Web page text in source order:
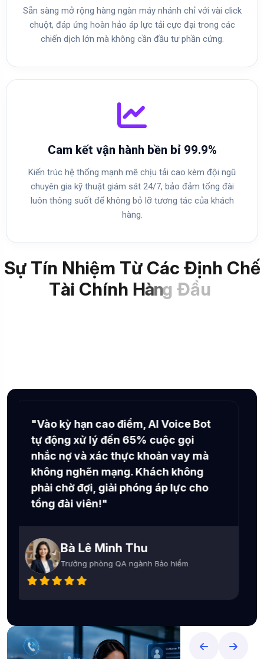
Sẵn sàng mở rộng hàng ngàn máy nhánh chỉ với vài click
chuột, đáp ứng hoàn hảo áp lực tải cực đại trong các
chiến dịch lớn mà không cần đầu tư phần cứng.
Cam kết vận hành bền bỉ 99.9%
Kiến trúc hệ thống mạnh mẽ chịu tải cao kèm đội ngũ
chuyên gia kỹ thuật giám sát 24/7, bảo đảm tổng đài
luôn thông suốt để không bỏ lỡ tương tác của khách
hàng.
Sự Tín Nhiệm Từ Các Định Chế
Tài Chính Hàng Đầu
"Hợp nhất dữ liệu eKYC và Core
Banking về một màn hình duy nhất
là cứu cánh cho đội ngũ. Không còn
cảnh nhảy tab liên tục, tốc độ tra
cứu thông tin tài chính nhanh gấp
đôi!"
Ông Nguyễn Hoàng Long
Đại diện Khối Vận hành Ngân hàng